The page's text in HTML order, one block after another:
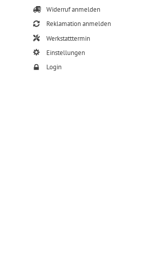
Widerruf anmelden
Reklamation anmelden
Werkstatttermin
Einstellungen
Login